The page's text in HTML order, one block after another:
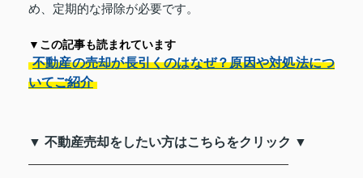
め、定期的な掃除が必要です。
▼この記事も読まれています
不動産の売却が長引くのはなぜ？原因や対処法につ
いてご紹介
▼ 不動産売却をしたい方はこちらをクリック ▼